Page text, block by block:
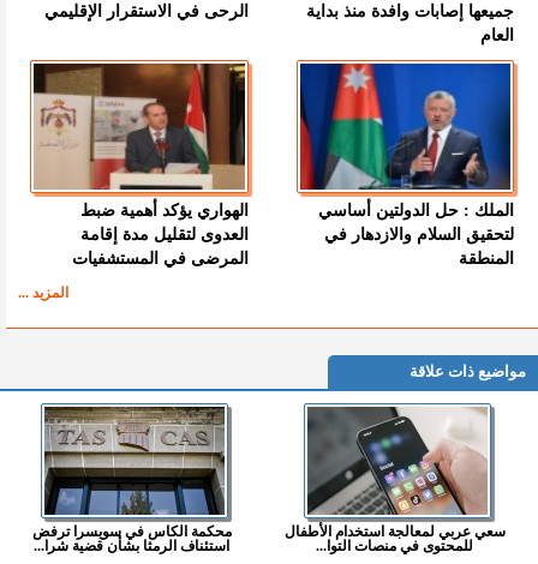
جميعها إصابات وافدة منذ بداية
العام
الرحى في الاستقرار الإقليمي
الملك : حل الدولتين أساسي
لتحقيق السلام والازدهار في
المنطقة
الهواري يؤكد أهمية ضبط
العدوى لتقليل مدة إقامة
المرضى في المستشفيات
المزيد ...
مواضيع ذات علاقة
سعي عربي لمعالجة استخدام الأطفال
للمحتوى في منصات التوا...
محكمة الكاس في سويسرا ترفض
استئناف الرمثا بشأن قضية شرا...